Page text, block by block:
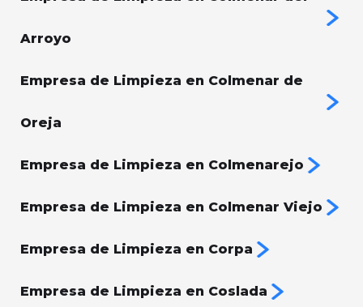
Arroyo
Empresa de Limpieza en Colmenar de
Oreja
Empresa de Limpieza en Colmenarejo
Empresa de Limpieza en Colmenar Viejo
Empresa de Limpieza en Corpa
Empresa de Limpieza en Coslada